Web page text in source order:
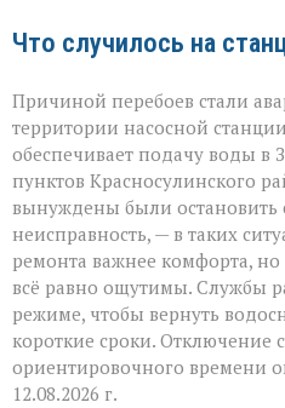
Что случилось на
Причиной перебоев стали
территории насосной
обеспечивает подачу воды в
пунктов Красносулинского
вынуждены были остановить
неисправность, — в таких
ремонта важнее комфорта,
всё равно ощутимы. Службы
режиме, чтобы вернуть
короткие сроки. Отключение
ориентировочного времени
12.08.2026 г.